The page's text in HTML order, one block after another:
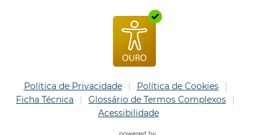
Política de Privacidade
Política de Cookies
Ficha Técnica
Glossário de Termos Complexos
Acessibilidade